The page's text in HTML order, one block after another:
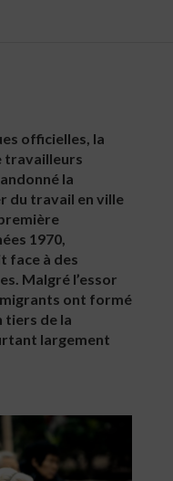
officielles, la
travailleurs
la
du travail en ville
1970,
face à des
Malgré l’essor
ont formé
tiers de la
largement